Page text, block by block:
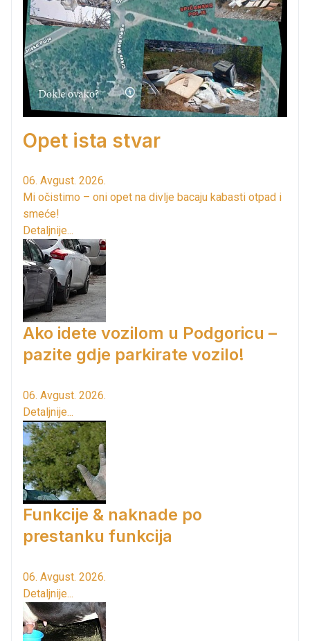
Opet ista stvar
06. Avgust. 2026.
Mi očistimo – oni opet na divlje bacaju kabasti otpad i
smeće!
Detaljnije...
Ako idete vozilom u Podgoricu –
pazite gdje parkirate vozilo!
06. Avgust. 2026.
Detaljnije...
Funkcije & naknade po
prestanku funkcija
06. Avgust. 2026.
Detaljnije...